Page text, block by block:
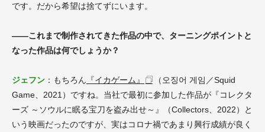
です。だから希望は捨てずにいます。
――これまで制作されてきた作品の中で、ターニングポイントと
なった作品は何でしょうか？
ジェフン ：もちろん 『イカゲーム』
（오징어 게임／Squid
Game、2021）ですね。当社で最初に参加した作品が『コレクタ
ーズ ～ソウルに眠る宝刀を盗み出せ～』（Collectors、2022）と
いう映画だったのですが、実はコロナ禍であまり興行成績が良く